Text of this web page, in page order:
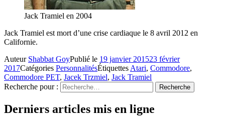
Jack Tramiel en 2004
Jack Tramiel est mort d’une crise cardiaque le 8 avril 2012 en
Californie.
Auteur Shabbat GoyPublié le 19 janvier 201523 février
2017Catégories PersonnalitésÉtiquettes Atari, Commodore,
Commodore PET, Jacek Trzmiel, Jack Tramiel
Recherche pour :
Recherche
Derniers articles mis en ligne